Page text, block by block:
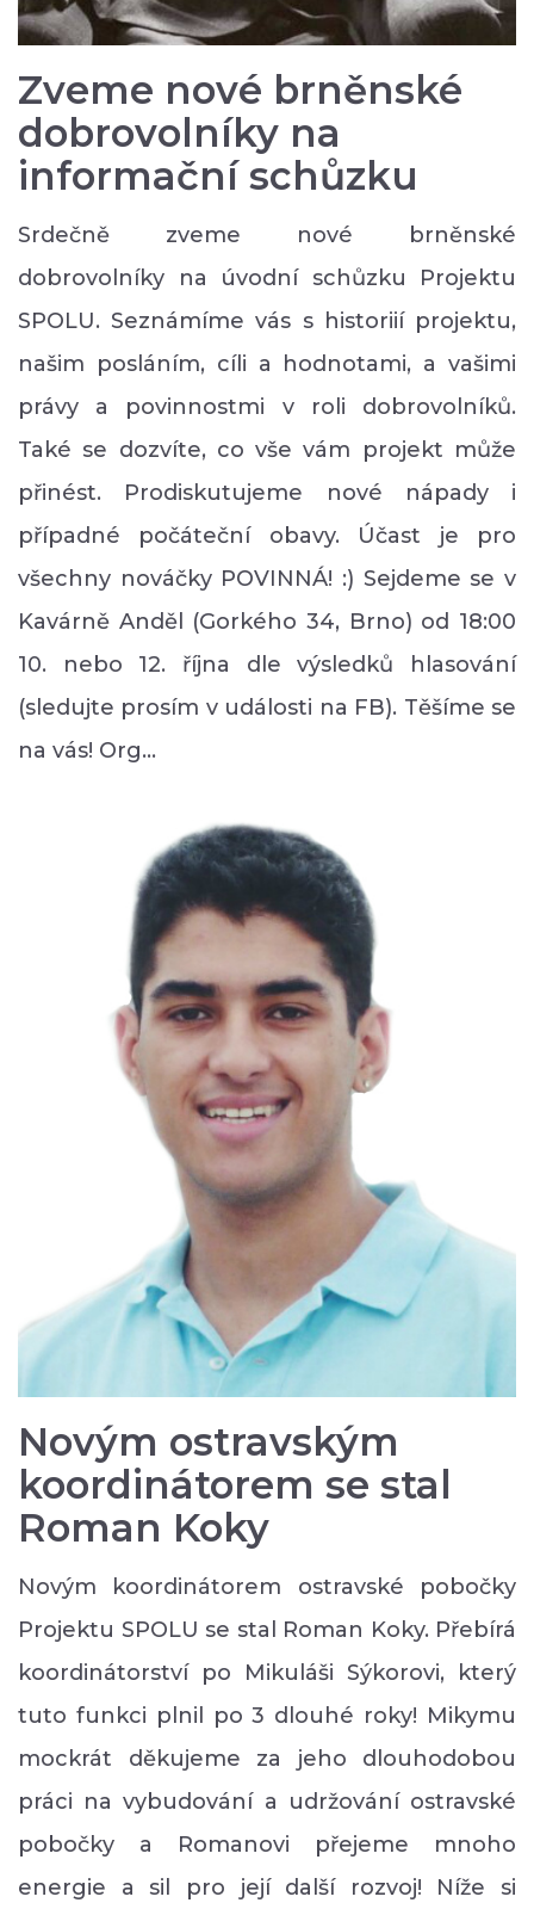
Zveme nové brněnské
dobrovolníky na
informační schůzku
Srdečně zveme nové brněnské
dobrovolníky na úvodní schůzku Projektu
SPOLU. Seznámíme vás s historiií projektu,
našim posláním, cíli a hodnotami, a vašimi
právy a povinnostmi v roli dobrovolníků.
Také se dozvíte, co vše vám projekt může
přinést. Prodiskutujeme nové nápady i
případné počáteční obavy. Účast je pro
všechny nováčky POVINNÁ! :) Sejdeme se v
Kavárně Anděl (Gorkého 34, Brno) od 18:00
10. nebo 12. října dle výsledků hlasování
(sledujte prosím v události na FB). Těšíme se
na vás! Org…
Novým ostravským
koordinátorem se stal
Roman Koky
Novým koordinátorem ostravské pobočky
Projektu SPOLU se stal Roman Koky. Přebírá
koordinátorství po Mikuláši Sýkorovi, který
tuto funkci plnil po 3 dlouhé roky! Mikymu
mockrát děkujeme za jeho dlouhodobou
práci na vybudování a udržování ostravské
pobočky a Romanovi přejeme mnoho
energie a sil pro její další rozvoj! Níže si